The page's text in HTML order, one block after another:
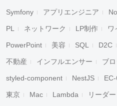
Symfony アプリエンジニア
PL ネットワーク LP制作 ワ
PowerPoint 美容 SQL D2C
不動産 インフルエンサー ブ
styled-component NestJS
東京 Mac Lambda リーダー